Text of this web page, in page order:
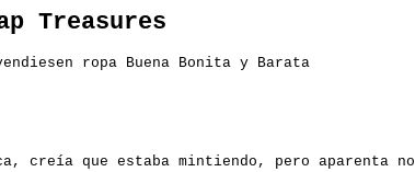
Treasures
ropa Buena Bonita y Barata
creía que estaba mintiendo,
pero aparenta no